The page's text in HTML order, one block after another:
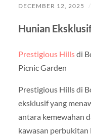
DECEMBER 12, 2025 /
Hunian
Prestigious Hillsdi
Picnic Garden
Prestigious Hills di
eksklusif yang
antara kemewahan
kawasan perbukitan